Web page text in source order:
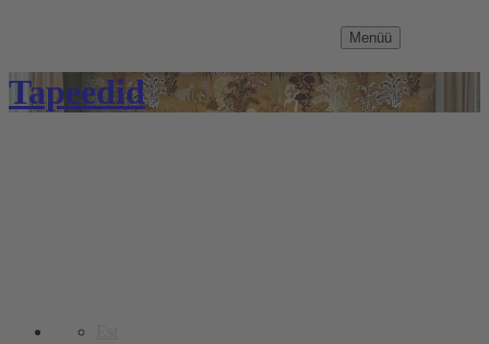
Menüü
Tapeedid